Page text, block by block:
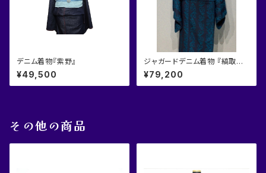
デニム着物『紫野』
¥49,500
ジャガードデニム着物 『縞取唐
草』
¥79,200
その他の商品